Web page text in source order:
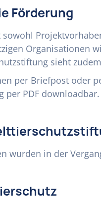
Förderung
Organisationen
sieht
per Briefpost oder
per PDF downloadbar.
wurden in der